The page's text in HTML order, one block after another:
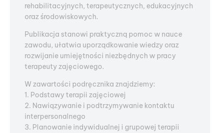
rehabilitacyjnych, terapeutycznych, edukacyjnych
oraz środowiskowych.
Publikacja stanowi praktyczną pomoc w nauce
zawodu, ułatwia uporządkowanie wiedzy oraz
rozwijanie umiejętności niezbędnych w pracy
terapeuty zajęciowego.
W zawartości podręcznika znajdziemy:
1. Podstawy terapii zajęciowej
2. Nawiązywanie i podtrzymywanie kontaktu
interpersonalnego
3. Planowanie indywidualnej i grupowej terapii